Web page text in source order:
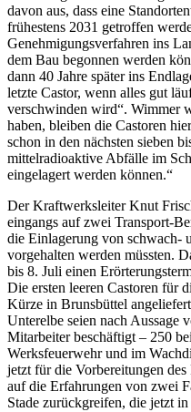
davon aus, dass eine
frühestens 2031 getroffen
Genehmigungsverfahren ins
dem Bau begonnen werden
dann 40 Jahre später ins
letzte Castor, wenn alles gut
verschwinden wird“. Wimmer
haben, bleiben die Castoren
schon in den nächsten sieben
mittelradioaktive Abfälle im
eingelagert werden können.“
Der Kraftwerksleiter Knut
eingangs auf zwei Transport-
die Einlagerung von schwach-
vorgehalten werden müssten.
bis 8. Juli einen
Die ersten leeren Castoren für
Kürze in Brunsbüttel
Unterelbe seien nach Aussage
Mitarbeiter beschäftigt – 250
Werksfeuerwehr und im
jetzt für die Vorbereitungen
auf die Erfahrungen von zwei
Stade zurückgreifen, die jetzt